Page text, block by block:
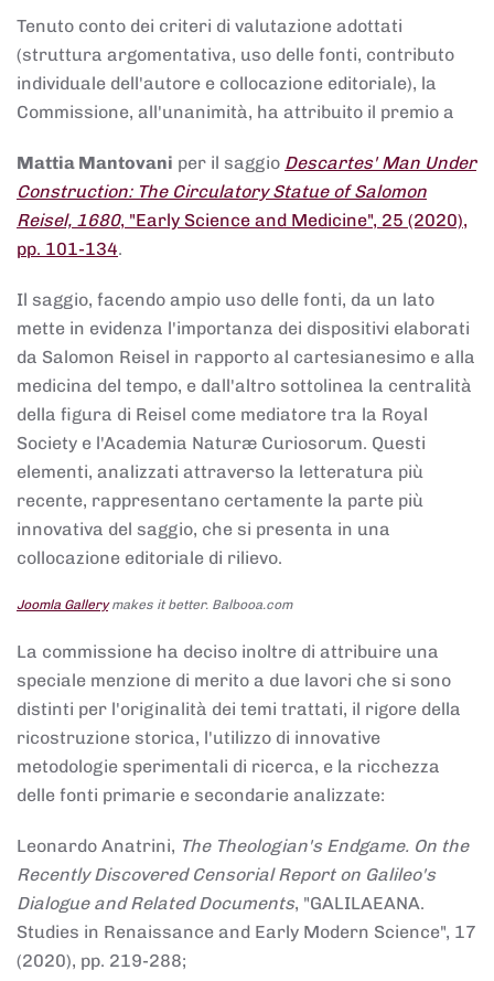
Tenuto conto dei criteri di valutazione adottati
(struttura argomentativa, uso delle fonti, contributo
individuale dell'autore e collocazione editoriale), la
Commissione, all'unanimità, ha attribuito il premio a
Mattia Mantovani per il saggio Descartes' Man Under
Construction: The Circulatory Statue of Salomon
Reisel, 1680, "Early Science and Medicine", 25 (2020),
pp. 101-134.
Il saggio, facendo ampio uso delle fonti, da un lato
mette in evidenza l'importanza dei dispositivi elaborati
da Salomon Reisel in rapporto al cartesianesimo e alla
medicina del tempo, e dall'altro sottolinea la centralità
della figura di Reisel come mediatore tra la Royal
Society e l'Academia Naturæ Curiosorum. Questi
elementi, analizzati attraverso la letteratura più
recente, rappresentano certamente la parte più
innovativa del saggio, che si presenta in una
collocazione editoriale di rilievo.
Joomla Gallerymakes it better. Balbooa.com
La commissione ha deciso inoltre di attribuire una
speciale menzione di merito a due lavori che si sono
distinti per l'originalità dei temi trattati, il rigore della
ricostruzione storica, l'utilizzo di innovative
metodologie sperimentali di ricerca, e la ricchezza
delle fonti primarie e secondarie analizzate:
Leonardo Anatrini, The Theologian's Endgame. On the
Recently Discovered Censorial Report on Galileo's
Dialogue and Related Documents, "GALILAEANA.
Studies in Renaissance and Early Modern Science", 17
(2020), pp. 219-288;